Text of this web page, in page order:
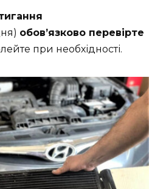
обов’язково перевірте
при необхідності.